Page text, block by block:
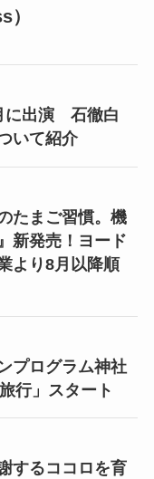
に出演 石徹白
いて紹介
たまご習慣。機
新発売！ヨード
より8月以降順
プログラム神社
行」スタート
するココロを育